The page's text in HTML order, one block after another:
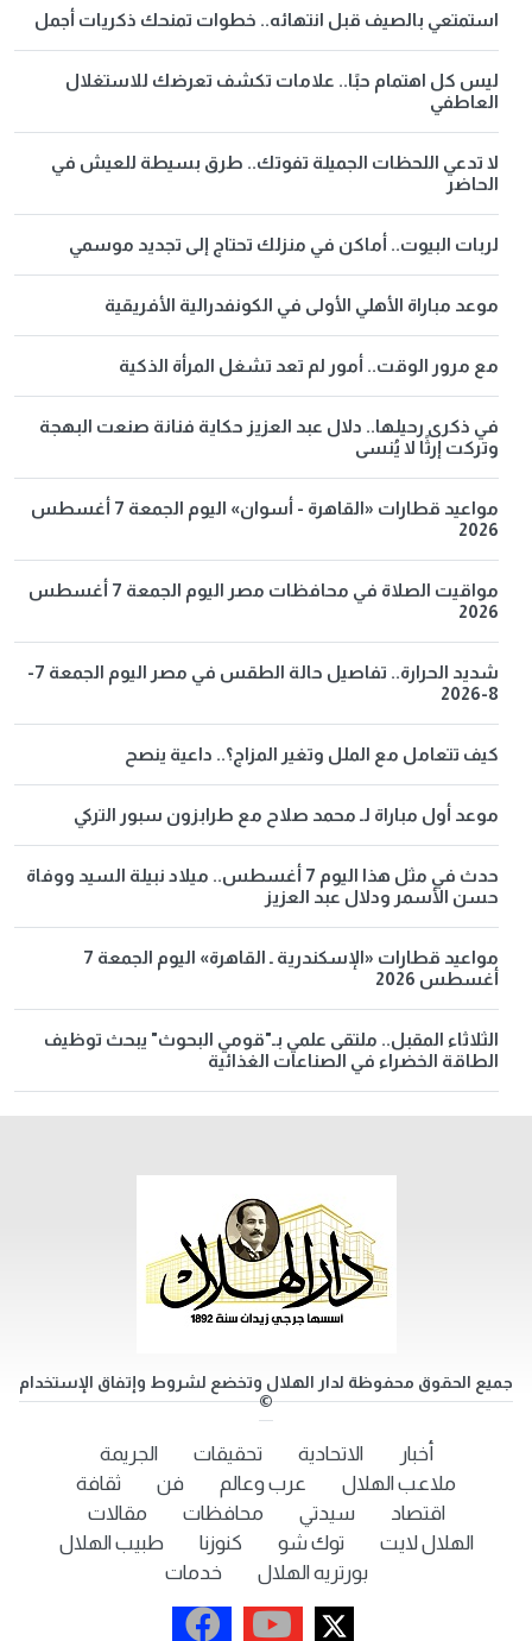
استمتعي بالصيف قبل انتهائه.. خطوات تمنحك ذكريات أجمل
ليس كل اهتمام حبًا.. علامات تكشف تعرضك للاستغلال
العاطفي
لا تدعي اللحظات الجميلة تفوتك.. طرق بسيطة للعيش في
الحاضر
لربات البيوت.. أماكن في منزلك تحتاج إلى تجديد موسمي
موعد مباراة الأهلي الأولى في الكونفدرالية الأفريقية
مع مرور الوقت.. أمور لم تعد تشغل المرأة الذكية
في ذكرى رحيلها.. دلال عبد العزيز حكاية فنانة صنعت البهجة
وتركت إرثًا لا يُنسى
مواعيد قطارات «القاهرة - أسوان» اليوم الجمعة 7 أغسطس
2026
مواقيت الصلاة في محافظات مصر اليوم الجمعة 7 أغسطس
2026
شديد الحرارة.. تفاصيل حالة الطقس في مصر اليوم الجمعة 7-
8-2026
كيف تتعامل مع الملل وتغير المزاج؟.. داعية ينصح
موعد أول مباراة لـ محمد صلاح مع طرابزون سبور التركي
حدث في مثل هذا اليوم 7 أغسطس.. ميلاد نبيلة السيد ووفاة
حسن الأسمر ودلال عبد العزيز
مواعيد قطارات «الإسكندرية ـ القاهرة» اليوم الجمعة 7
أغسطس 2026
الثلاثاء المقبل.. ملتقى علمي بـ"قومي البحوث" يبحث توظيف
الطاقة الخضراء في الصناعات الغذائية
جميع الحقوق محفوظة لدار الهلال وتخضع لشروط وإتفاق الإستخدام
©
أخبار الاتحادية تحقيقات
الجريمة
ملاعب الهلال
عرب وعالم فن
ثقافة
اقتصاد
سيدتي محافظات
مقالات
الهلال لايت
توك شو كنوزنا
طبيب الهلال
بورتريه الهلال
خدمات